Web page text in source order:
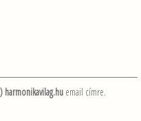
harmonikavilag.hu email címre.